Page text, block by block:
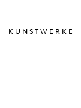
KUNSTWERKE